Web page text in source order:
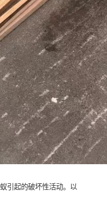
引起的破坏性活动。以